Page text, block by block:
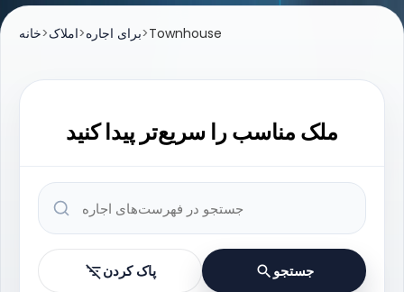
خانه>املاک>برای اجاره>Townhouse
ملک مناسب را سریع‌تر پیدا کنید
پاک کردن جستجو